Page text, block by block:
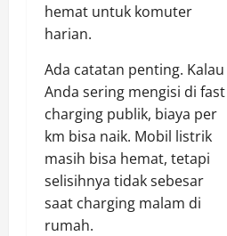
hemat untuk komuter
harian.
Ada catatan penting. Kalau
Anda sering mengisi di fast
charging publik, biaya per
km bisa naik. Mobil listrik
masih bisa hemat, tetapi
selisihnya tidak sebesar
saat charging malam di
rumah.